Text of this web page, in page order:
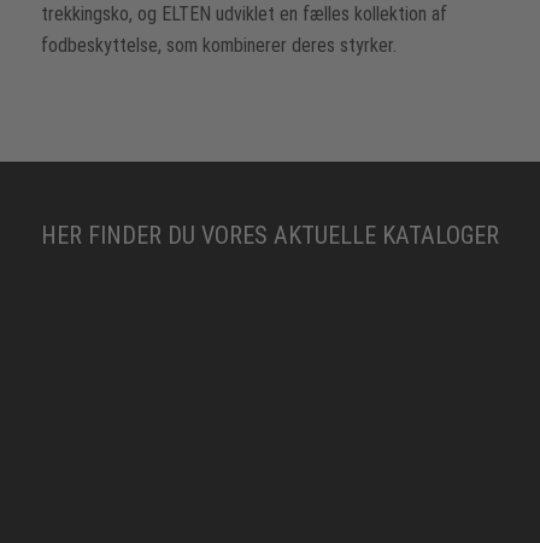
trekkingsko, og ELTEN udviklet en fælles kollektion af
fodbeskyttelse, som kombinerer deres styrker.
HER FINDER DU VORES AKTUELLE KATALOGER